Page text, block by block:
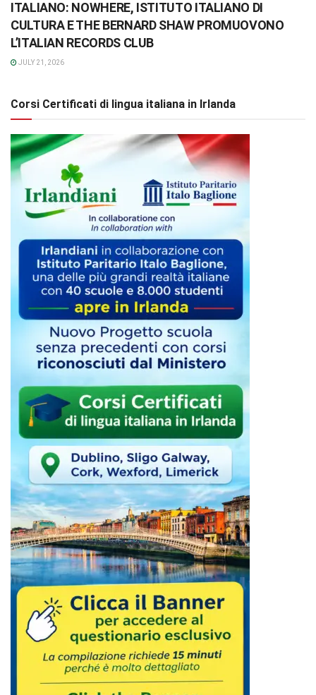
ITALIANO: NOWHERE, ISTITUTO ITALIANO DI
CULTURA E THE BERNARD SHAW PROMUOVONO
L’ITALIAN RECORDS CLUB
JULY 21, 2026
Corsi Certificati di lingua italiana in Irlanda